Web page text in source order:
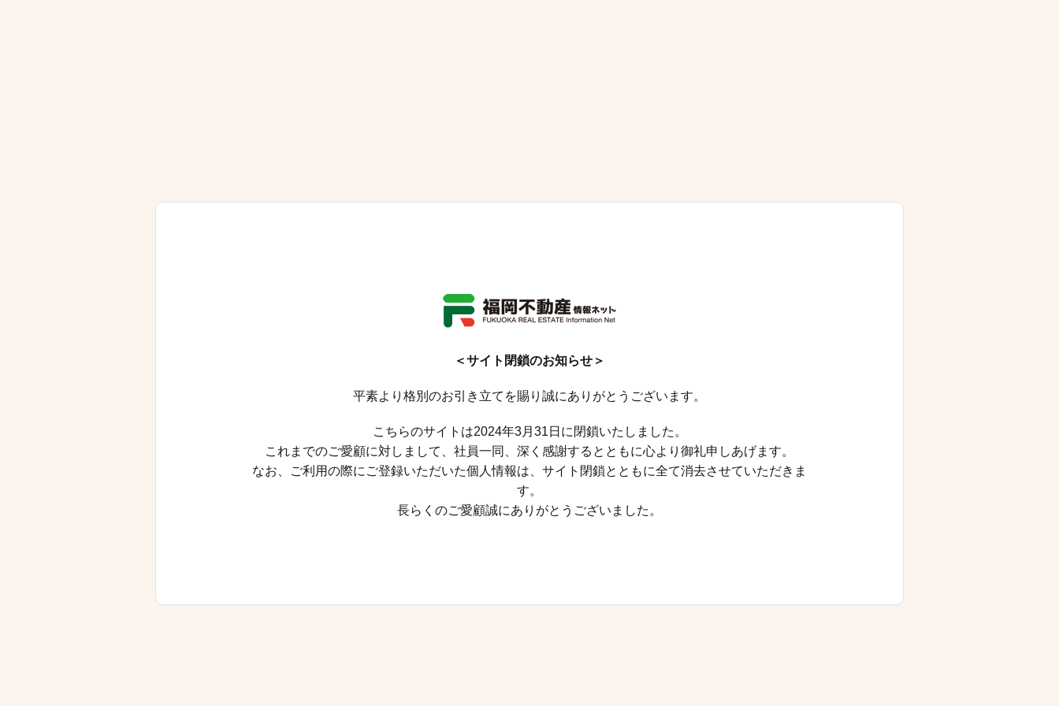
＜サイト閉鎖のお知らせ＞
平素より格別のお引き立てを賜り誠にありがとうございます。
こちらのサイトは2024年3月31日に閉鎖いたしました。
これまでのご愛顧に対しまして、社員一同、深く感謝するとともに心より御礼申しあげます。
なお、ご利用の際にご登録いただいた個人情報は、サイト閉鎖とともに全て消去させていただきま
す。
長らくのご愛顧誠にありがとうございました。